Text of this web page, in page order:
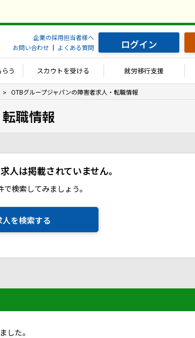
企業の採用担当者様へ
お問い合わせ
よくある質問 ログイン
う スカウトを受ける 就労移行支援
OTBグループジャパンの障害者求人・転職情報
職情報
人は掲載されていません。
検索してみましょう。
人を検索する
した。